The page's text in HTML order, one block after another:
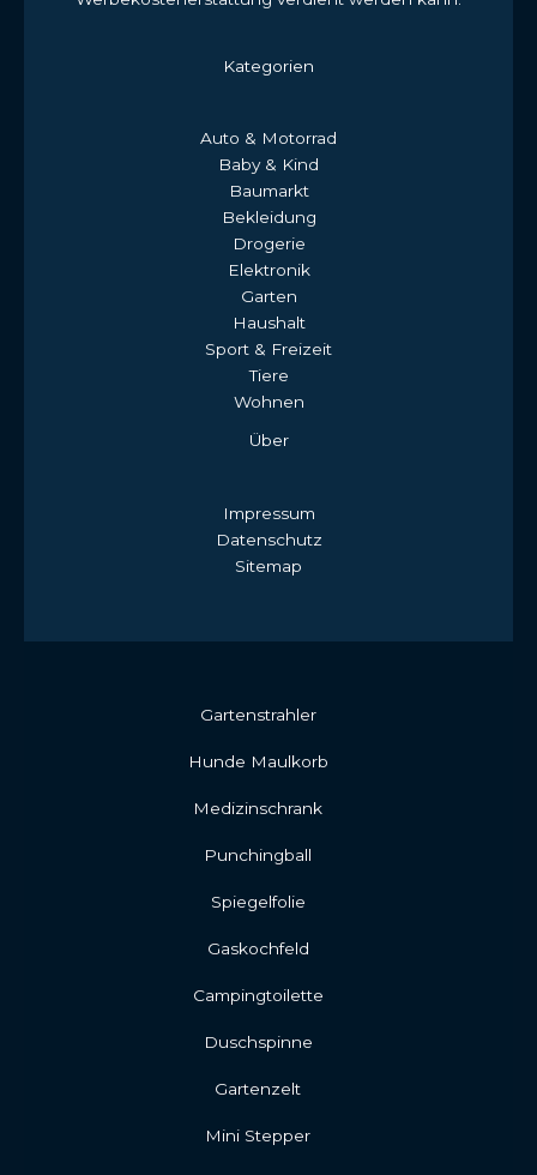
Kategorien
Auto & Motorrad
Baby & Kind
Baumarkt
Bekleidung
Drogerie
Elektronik
Garten
Haushalt
Sport & Freizeit
Tiere
Wohnen
Über
Impressum
Datenschutz
Sitemap
Gartenstrahler
Hunde Maulkorb
Medizinschrank
Punchingball
Spiegelfolie
Gaskochfeld
Campingtoilette
Duschspinne
Gartenzelt
Mini Stepper